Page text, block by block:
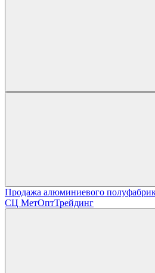
Продажа алюминиевого
СЦ МетОптТрейдинг